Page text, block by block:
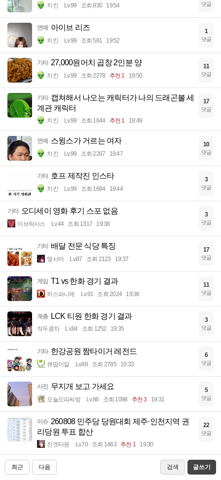
치킨 Lv.99 조회 830 19:54 댓글
연예 아이브 리즈
치킨 Lv.99 조회 581 19:52
1
댓글
기타 27,000원어치 곱창 2인분 양
치킨 Lv.99 조회 2278 추천 1 19:50
11
댓글
기타 캡쳐해서 나오는 캐릭터가 나의 드래곤볼 세
계관 캐릭터
치킨 Lv.99 조회 1644 추천 1 19:49
17
댓글
연예 스윙스가 거르는 여자
치킨 Lv.99 조회 2267 19:47
10
댓글
기타 호프 제작진 인스타
치킨 Lv.99 조회 1684 19:44
3
댓글
기타 오디세이 영화 후기 스포 없음
아브락사스 Lv.44 조회 1317 19:38
3
댓글
기타 배달 전문 식당 특징
옆사마 Lv.87 조회 2123 19:37
17
댓글
게임 T1 vs 한화 경기 결과
히스파니에 Lv.91 조회 2024 19:36
11
댓글
계층 LCK 티원 한화 경기 결과
작두콩차 Lv.84 조회 1252 19:35
3
댓글
기타 한강공원 짬타이거 레전드
큐땁이알 Lv.88 조회 2785 19:33
6
댓글
사진 무지개 보고 가세요
오늘도피씨방 Lv.86 조회 1098 추천 3 19:31
5
댓글
이슈 260808 민주당 당원대회 제주·인천지역 권
리당원 투표 합산
진겟타원 Lv.70 조회 1463 추천 1 19:30
22
댓글
최근 다음 검색 글쓰기